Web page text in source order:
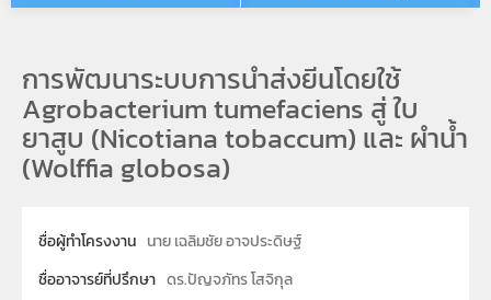
การพัฒนาระบบการนำส่งยีนโดยใช้
Agrobacterium tumefaciens สู่ ใบ
ยาสูบ (Nicotiana tobaccum) และ ผำน้ำ
(Wolffia globosa)
ชื่อผู้ทำโครงงาน นาย เฉลิมชัย อาจประดิษฐ์
ชื่ออาจารย์ที่ปรึกษา ดร.ปัญจภัทร โสจิกุล